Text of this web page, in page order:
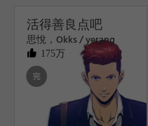
活得善良点吧
思悅，Okks / yerang
175万